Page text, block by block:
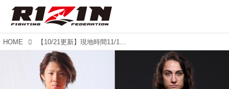
HOME 【10/21更新】現地時間11/1（金）にInvicta FC世界ストロー級タイトルマッチに挑む村田夏南子からコメントが到着！